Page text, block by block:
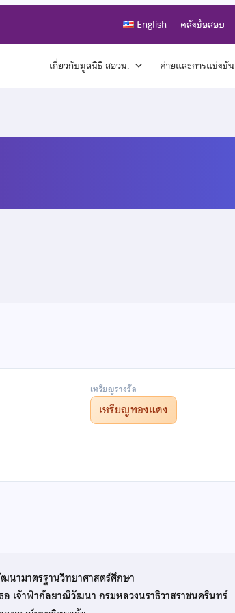
English คลังข้อสอบ
เกี่ยวกับมูลนิธิ สอวน. ค่ายและการแข่งขัน
เหรียญรางวัล
เหรียญทองแดง
นามาตรฐานวิทยาศาสตร์ศึกษา
อ เจ้าฟ้ากัลยาณิวัฒนา กรมหลวงนราธิวาสราชนครินทร์